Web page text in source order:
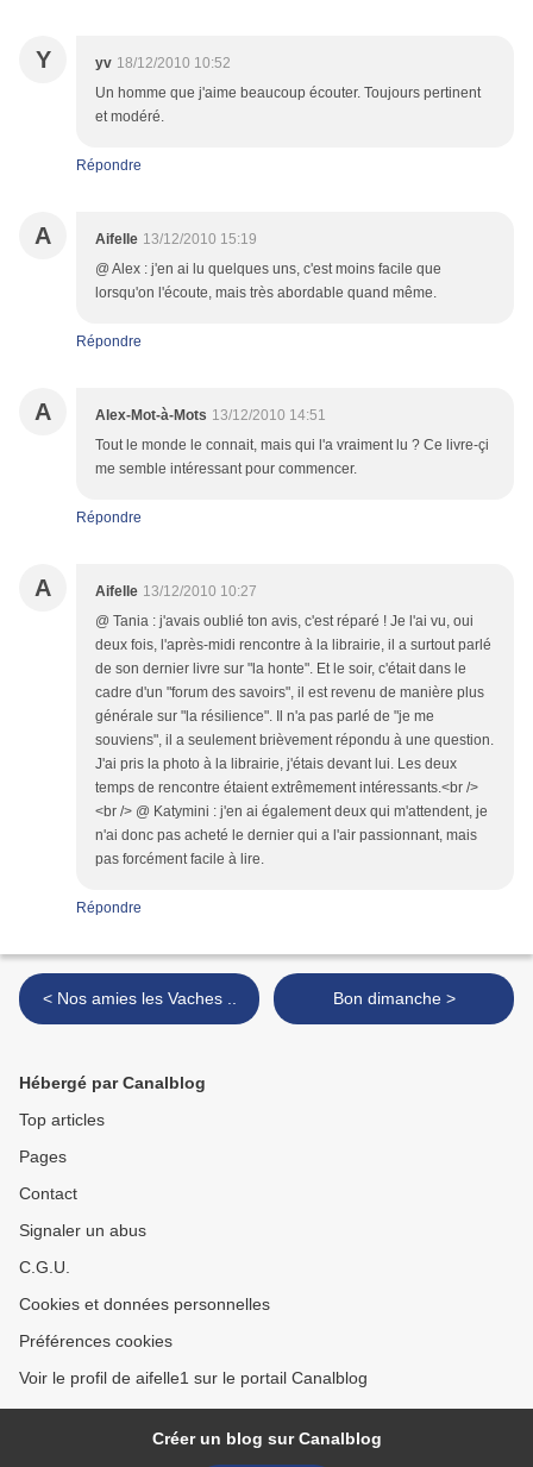
Y yv 18/12/2010 10:52
Un homme que j'aime beaucoup écouter. Toujours pertinent
et modéré.
Répondre
A Aifelle 13/12/2010 15:19
@ Alex : j'en ai lu quelques uns, c'est moins facile que
lorsqu'on l'écoute, mais très abordable quand même.
Répondre
A Alex-Mot-à-Mots 13/12/2010 14:51
Tout le monde le connait, mais qui l'a vraiment lu ? Ce livre-çi
me semble intéressant pour commencer.
Répondre
A Aifelle 13/12/2010 10:27
@ Tania : j'avais oublié ton avis, c'est réparé ! Je l'ai vu, oui
deux fois, l'après-midi rencontre à la librairie, il a surtout parlé
de son dernier livre sur "la honte". Et le soir, c'était dans le
cadre d'un "forum des savoirs", il est revenu de manière plus
générale sur "la résilience". Il n'a pas parlé de "je me
souviens", il a seulement brièvement répondu à une question.
J'ai pris la photo à la librairie, j'étais devant lui. Les deux
temps de rencontre étaient extrêmement intéressants.<br />
<br /> @ Katymini : j'en ai également deux qui m'attendent, je
n'ai donc pas acheté le dernier qui a l'air passionnant, mais
pas forcément facile à lire.
Répondre
< Nos amies les Vaches .. Bon dimanche >
Hébergé par Canalblog
Top articles
Pages
Contact
Signaler un abus
C.G.U.
Cookies et données personnelles
Préférences cookies
Voir le profil de aifelle1 sur le portail Canalblog
Créer un blog sur Canalblog